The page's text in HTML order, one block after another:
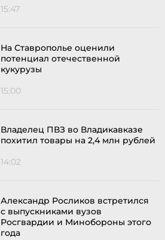
15:47
На Ставрополье оценили
потенциал отечественной
кукурузы
15:00
Владелец ПВЗ во Владикавказе
похитил товары на 2,4 млн рублей
14:02
Александр Росликов встретился
с выпускниками вузов
Росгвардии и Минобороны этого
года